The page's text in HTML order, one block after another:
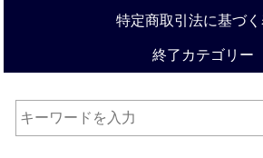
特定商取引法に基づ
終了カテゴリー